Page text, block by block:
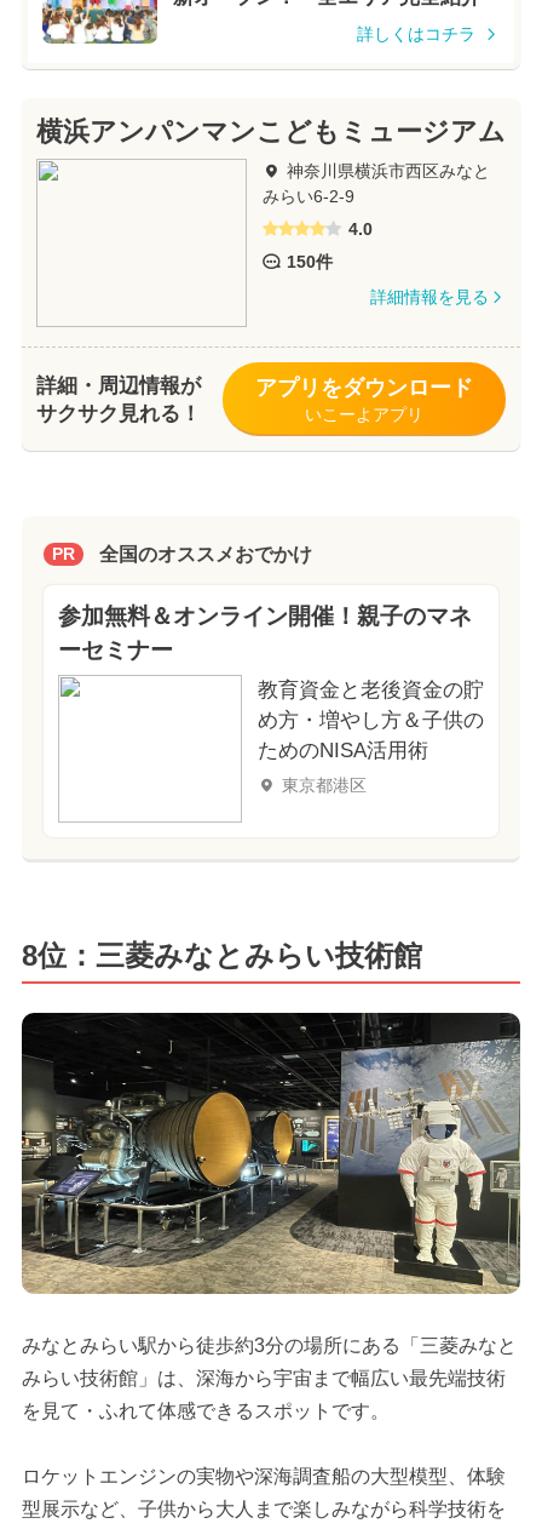
詳しくはコチラ
横浜アンパンマンこどもミュージアム
神奈川県横浜市西区みなと
みらい6-2-9
4.0
150件
詳細情報を見る
詳細・周辺情報が
サクサク見れる！
アプリをダウンロード
いこーよアプリ
PR 全国のオススメおでかけ
参加無料＆オンライン開催！親子のマネ
ーセミナー
教育資金と老後資金の貯
め方・増やし方＆子供の
ためのNISA活用術
東京都港区
8位：三菱みなとみらい技術館
みなとみらい駅から徒歩約3分の場所にある「三菱みなと
みらい技術館」は、深海から宇宙まで幅広い最先端技術
を見て・ふれて体感できるスポットです。
ロケットエンジンの実物や深海調査船の大型模型、体験
型展示など、子供から大人まで楽しみながら科学技術を